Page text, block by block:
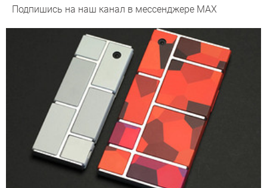
Подпишись на наш канал в мессенджере МАХ